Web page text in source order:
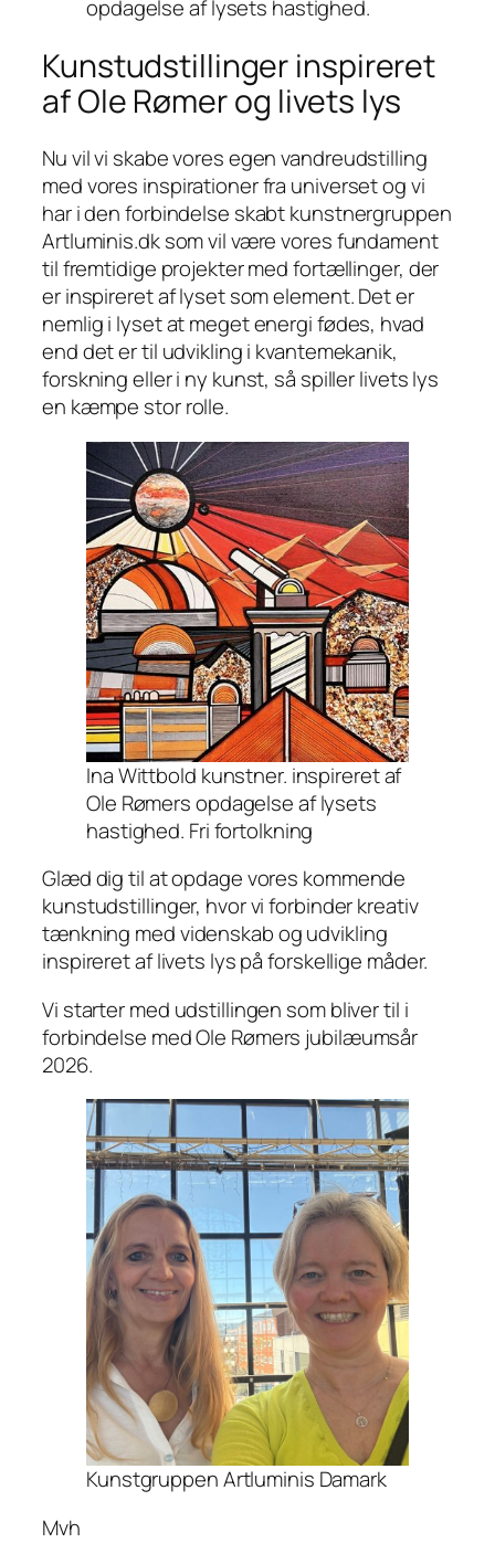
opdagelse af lysets hastighed.
Kunstudstillinger inspireret
af Ole Rømer og livets lys
Nu vil vi skabe vores egen vandreudstilling
med vores inspirationer fra universet og vi
har i den forbindelse skabt kunstnergruppen
Artluminis.dk som vil være vores fundament
til fremtidige projekter med fortællinger, der
er inspireret af lyset som element. Det er
nemlig i lyset at meget energi fødes, hvad
end det er til udvikling i kvantemekanik,
forskning eller i ny kunst, så spiller livets lys
en kæmpe stor rolle.
Ina Wittbold kunstner. inspireret af
Ole Rømers opdagelse af lysets
hastighed. Fri fortolkning
Glæd dig til at opdage vores kommende
kunstudstillinger, hvor vi forbinder kreativ
tænkning med videnskab og udvikling
inspireret af livets lys på forskellige måder.
Vi starter med udstillingen som bliver til i
forbindelse med Ole Rømers jubilæumsår
2026.
Kunstgruppen Artluminis Damark
Mvh